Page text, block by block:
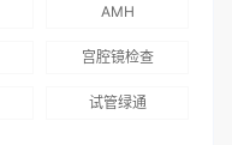
AMH
宫腔镜检查
试管绿通